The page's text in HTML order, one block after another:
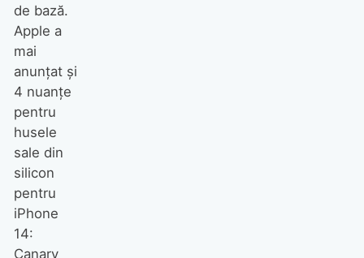
de bază.
Apple a
mai
anunţat şi
4 nuanţe
pentru
husele
sale din
silicon
pentru
iPhone
14:
Canary